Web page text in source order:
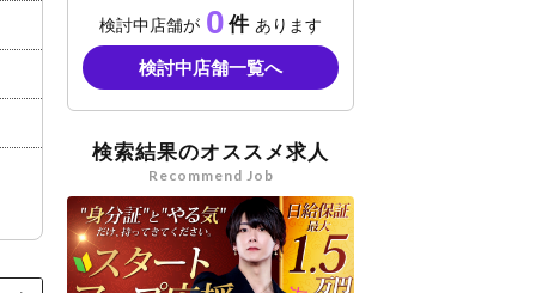
検討中店舗が 0 あります
検討中店舗一覧へ
検索結果のオススメ求人